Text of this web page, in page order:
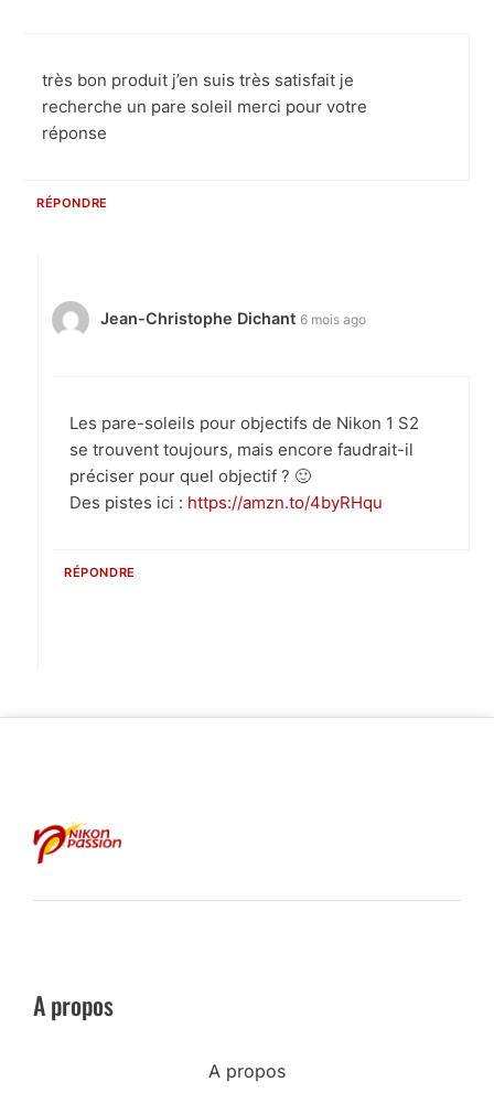
très bon produit j’en suis très satisfait je
recherche un pare soleil merci pour votre
réponse
RÉPONDRE
Jean-Christophe Dichant 6 mois ago
Les pare-soleils pour objectifs de Nikon 1 S2
se trouvent toujours, mais encore faudrait-il
préciser pour quel objectif ? 🙂
Des pistes ici : https://amzn.to/4byRHqu
RÉPONDRE
A propos
A propos